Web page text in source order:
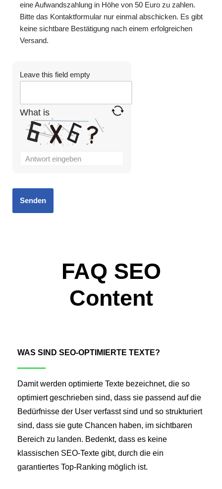
eine Aufwandszahlung in Höhe von 50 Euro zu zahlen.
Bitte das Kontaktformular nur einmal abschicken. Es gibt
keine sichtbare Bestätigung nach einem erfolgreichen
Versand.
Leave this field empty
What is
FAQ SEO
Content
WAS SIND SEO-OPTIMIERTE TEXTE?
Damit werden optimierte Texte bezeichnet, die so
optimiert geschrieben sind, dass sie passend auf die
Bedürfnisse der User verfasst sind und so strukturiert
sind, dass sie gute Chancen haben, im sichtbaren
Bereich zu landen. Bedenkt, dass es keine
klassischen SEO-Texte gibt, durch die ein
garantiertes Top-Ranking möglich ist.